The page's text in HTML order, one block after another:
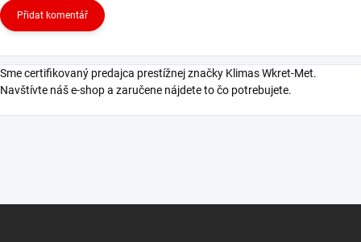
Přidat komentář
Sme certifikovaný predajca prestížnej značky Klimas Wkret-Met.
Navštívte náš e-shop a zaručene nájdete to čo potrebujete.